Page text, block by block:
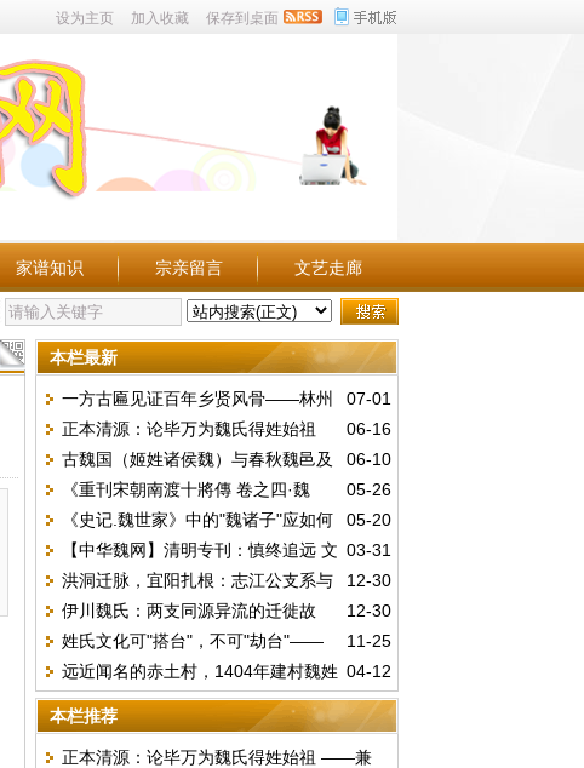
设为主页 加入收藏 保存到桌面
家谱知识 宗亲留言 文艺走廊
本栏最新
07-01
一方古匾见证百年乡贤风骨——林州
魏庄村发现民国“維持地方”木匾
06-16
正本清源：论毕万为魏氏得姓始祖
——兼驳“古魏公族为源”说
06-10
古魏国（姬姓诸侯魏）与春秋魏邑及
战国魏国的文明嬗变
05-26
《重刊宋朝南渡十將傳 卷之四·魏
勝》白話文注釋
05-20
《史记.魏世家》中的"魏诸子"应如何
理解
03-31
【中华魏网】清明专刊：慎终追远 文
脉永续 文明祭祖倡议书
12-30
洪洞迁脉，宜阳扎根：志江公支系与
《河南洛阳魏氏家谱》的百年故事
12-30
伊川魏氏：两支同源异流的迁徙故
事，数百年崇文重教的家风延续
11-25
姓氏文化可"搭台"，不可"劫台"——
经济该为传承守初心
04-12
远近闻名的赤土村，1404年建村魏姓
占90%以上。（现天津市东丽区华明街）
本栏推荐
正本清源：论毕万为魏氏得姓始祖 ——兼